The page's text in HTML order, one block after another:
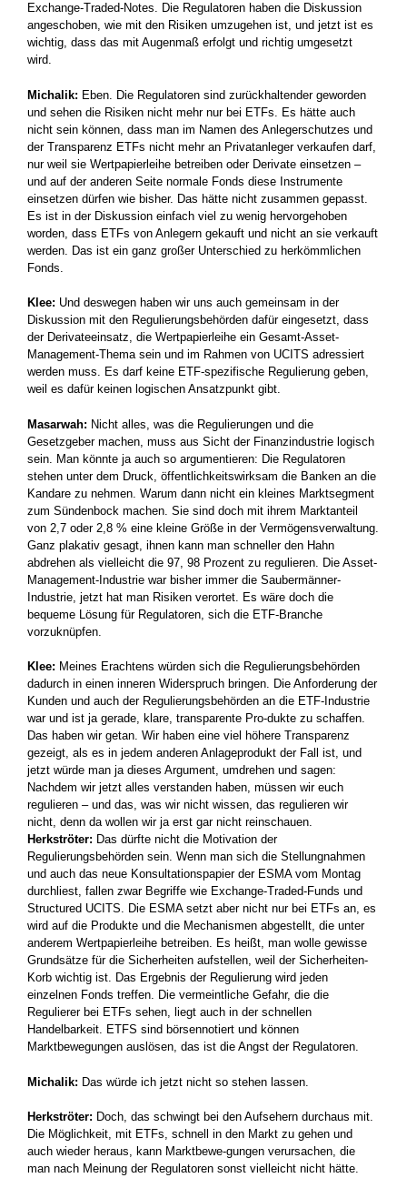
Exchange-Traded-Notes. Die Regulatoren haben die Diskussion
angeschoben, wie mit den Risiken umzugehen ist, und jetzt ist es
wichtig, dass das mit Augenmaß erfolgt und richtig umgesetzt
wird.
Michalik: Eben. Die Regulatoren sind zurückhaltender geworden
und sehen die Risiken nicht mehr nur bei ETFs. Es hätte auch
nicht sein können, dass man im Namen des Anlegerschutzes und
der Transparenz ETFs nicht mehr an Privatanleger verkaufen darf,
nur weil sie Wertpapierleihe betreiben oder Derivate einsetzen –
und auf der anderen Seite normale Fonds diese Instrumente
einsetzen dürfen wie bisher. Das hätte nicht zusammen gepasst.
Es ist in der Diskussion einfach viel zu wenig hervorgehoben
worden, dass ETFs von Anlegern gekauft und nicht an sie verkauft
werden. Das ist ein ganz großer Unterschied zu herkömmlichen
Fonds.
Klee: Und deswegen haben wir uns auch gemeinsam in der
Diskussion mit den Regulierungsbehörden dafür eingesetzt, dass
der Derivateeinsatz, die Wertpapierleihe ein Gesamt-Asset-
Management-Thema sein und im Rahmen von UCITS adressiert
werden muss. Es darf keine ETF-spezifische Regulierung geben,
weil es dafür keinen logischen Ansatzpunkt gibt.
Masarwah: Nicht alles, was die Regulierungen und die
Gesetzgeber machen, muss aus Sicht der Finanzindustrie logisch
sein. Man könnte ja auch so argumentieren: Die Regulatoren
stehen unter dem Druck, öffentlichkeitswirksam die Banken an die
Kandare zu nehmen. Warum dann nicht ein kleines Marktsegment
zum Sündenbock machen. Sie sind doch mit ihrem Marktanteil
von 2,7 oder 2,8 % eine kleine Größe in der Vermögensverwaltung.
Ganz plakativ gesagt, ihnen kann man schneller den Hahn
abdrehen als vielleicht die 97, 98 Prozent zu regulieren. Die Asset-
Management-Industrie war bisher immer die Saubermänner-
Industrie, jetzt hat man Risiken verortet. Es wäre doch die
bequeme Lösung für Regulatoren, sich die ETF-Branche
vorzuknüpfen.
Klee: Meines Erachtens würden sich die Regulierungsbehörden
dadurch in einen inneren Widerspruch bringen. Die Anforderung der
Kunden und auch der Regulierungsbehörden an die ETF-Industrie
war und ist ja gerade, klare, transparente Pro-dukte zu schaffen.
Das haben wir getan. Wir haben eine viel höhere Transparenz
gezeigt, als es in jedem anderen Anlageprodukt der Fall ist, und
jetzt würde man ja dieses Argument, umdrehen und sagen:
Nachdem wir jetzt alles verstanden haben, müssen wir euch
regulieren – und das, was wir nicht wissen, das regulieren wir
nicht, denn da wollen wir ja erst gar nicht reinschauen.
Herkströter: Das dürfte nicht die Motivation der
Regulierungsbehörden sein. Wenn man sich die Stellungnahmen
und auch das neue Konsultationspapier der ESMA vom Montag
durchliest, fallen zwar Begriffe wie Exchange-Traded-Funds und
Structured UCITS. Die ESMA setzt aber nicht nur bei ETFs an, es
wird auf die Produkte und die Mechanismen abgestellt, die unter
anderem Wertpapierleihe betreiben. Es heißt, man wolle gewisse
Grundsätze für die Sicherheiten aufstellen, weil der Sicherheiten-
Korb wichtig ist. Das Ergebnis der Regulierung wird jeden
einzelnen Fonds treffen. Die vermeintliche Gefahr, die die
Regulierer bei ETFs sehen, liegt auch in der schnellen
Handelbarkeit. ETFS sind börsennotiert und können
Marktbewegungen auslösen, das ist die Angst der Regulatoren.
Michalik: Das würde ich jetzt nicht so stehen lassen.
Herkströter: Doch, das schwingt bei den Aufsehern durchaus mit.
Die Möglichkeit, mit ETFs, schnell in den Markt zu gehen und
auch wieder heraus, kann Marktbewe-gungen verursachen, die
man nach Meinung der Regulatoren sonst vielleicht nicht hätte.